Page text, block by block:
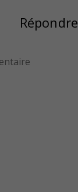
Répondre